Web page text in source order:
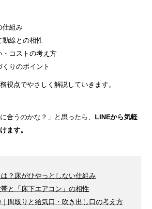
仕組み
動線との相性
・コストの考え方
りのポイント
視点でやさしく解説していきます。
合うのかな？」と思ったら、
LINEから気軽
ます。
？床がひやっとしない仕組み
と「床下エアコン」の相性
間取りと給気口・吹き出し口の考え方